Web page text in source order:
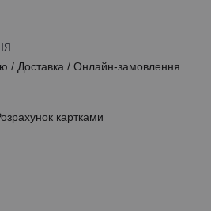
/ Доставка / Онлайн-замовлення
картками